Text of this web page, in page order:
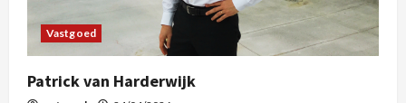
Vastgoed
Patrick van Harderwijk